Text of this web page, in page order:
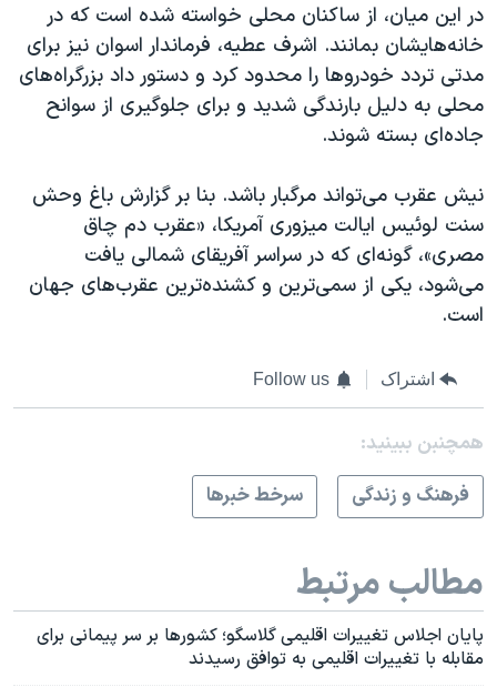
در این میان، از ساکنان محلی خواسته شده است که در
خانه‌هایشان بمانند. اشرف عطیه، فرماندار اسوان نیز برای
مدتی تردد خودروها را محدود کرد و دستور داد بزرگراه‌های
محلی به دلیل بارندگی شدید و برای جلوگیری از سوانح
جاده‌ای بسته شوند.
نیش عقرب می‌تواند مرگبار باشد. بنا بر گزارش باغ وحش
سنت لوئیس ایالت میزوری آمریکا، «عقرب دم چاق
مصری»، گونه‌ای که در سراسر آفریقای شمالی یافت
می‌شود، یکی از سمی‌ترین و کشنده‌ترین عقرب‌های جهان
است.
اشتراک Follow us
همچنبن ببینید:
فرهنگ و زندگی
سرخط خبرها
مطالب مرتبط
پایان اجلاس تغییرات اقلیمی گلاسگو؛ کشورها بر سر پیمانی برای
مقابله با تغییرات اقلیمی به توافق رسیدند